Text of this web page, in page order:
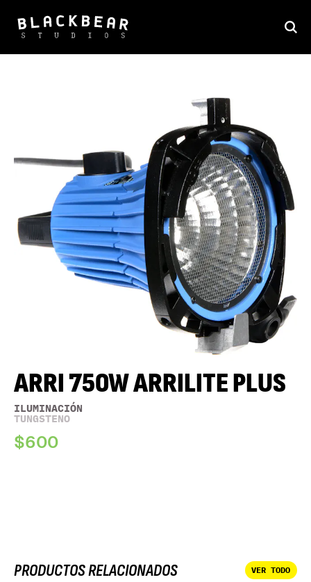
ARRI 750W ARRILITE PLUS
ILUMINACIÓN
TUNGSTENO
$600
PRODUCTOS RELACIONADOS VER TODO